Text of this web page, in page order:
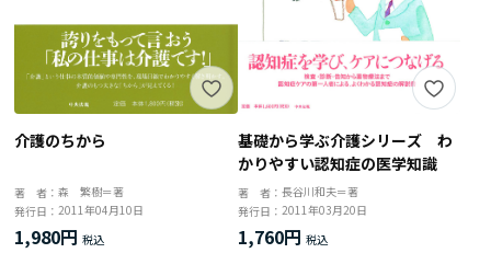
介護のちから
著 者：森 繁樹＝著
発行日：2011年04月10日
1,980円
基礎から学ぶ介護シリーズ わ
かりやすい認知症の医学知識
著 者： 長谷川和夫＝著
発行日： 2011年03月20日
1,760円